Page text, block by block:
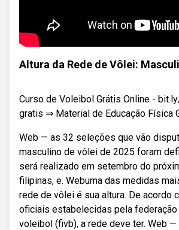
Altura da Rede de Vôlei:
Curso de Voleibol Grátis Online -
gratis ⇒ Material de Educação Física
Web — as 32 seleções que vão
masculino de vôlei de 2025 foram
será realizado em setembro do
filipinas, e. Webuma das medidas
rede de vôlei é sua altura. De acordo
oficiais estabelecidas pela federação
voleibol (fivb), a rede deve ter. Web